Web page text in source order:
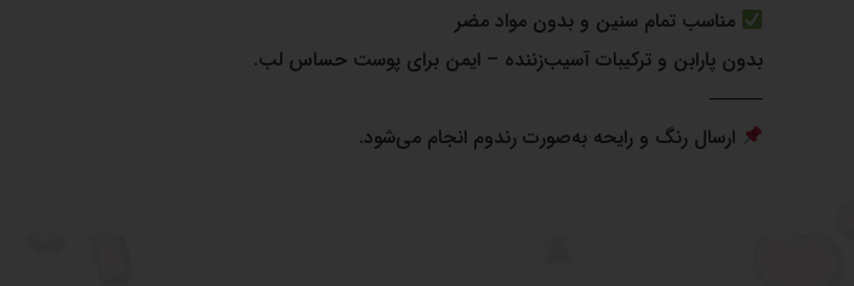
مناسب تمام سنین و بدون مواد مضر
بدون پارابن و ترکیبات آسیب‌زننده – ایمن برای پوست حساس لب.
⸻
ارسال رنگ و رایحه به‌صورت رندوم انجام می‌شود.